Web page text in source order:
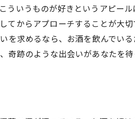
いうものが好きというアピー
からアプローチすることが大
を求めるなら、お酒を飲んでい
跡のような出会いがあなたを待